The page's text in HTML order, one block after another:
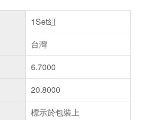
1Set組
台灣
6.7000
20.8000
標示於包裝上